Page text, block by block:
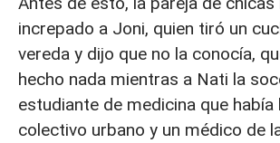
increpado a Joni, quien tiró un
vereda y dijo que no la conocía,
hecho nada mientras a Nati la
estudiante de medicina que había
colectivo urbano y un médico de